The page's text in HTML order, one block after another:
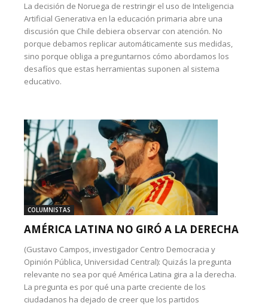
La decisión de Noruega de restringir el uso de Inteligencia
Artificial Generativa en la educación primaria abre una
discusión que Chile debiera observar con atención. No
porque debamos replicar automáticamente sus medidas,
sino porque obliga a preguntarnos cómo abordamos los
desafíos que estas herramientas suponen al sistema
educativo.
COLUMNISTAS
AMÉRICA LATINA NO GIRÓ A LA DERECHA
(Gustavo Campos, investigador Centro Democracia y
Opinión Pública, Universidad Central): Quizás la pregunta
relevante no sea por qué América Latina gira a la derecha.
La pregunta es por qué una parte creciente de los
ciudadanos ha dejado de creer que los partidos